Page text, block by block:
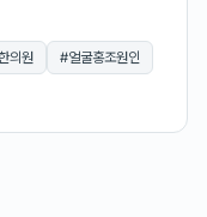
의원 #얼굴홍조원인